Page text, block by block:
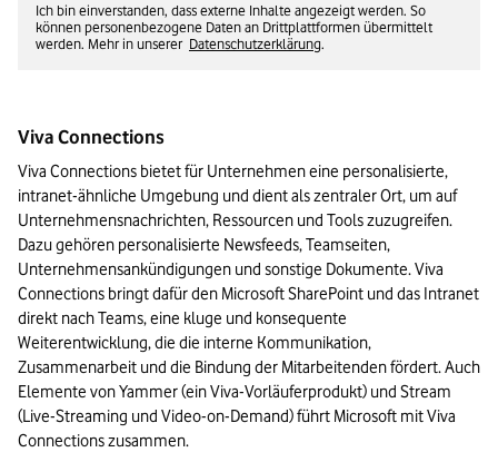
Ich bin einverstanden, dass externe Inhalte angezeigt werden. So
können personenbezogene Daten an Drittplattformen übermittelt
werden. Mehr in unserer Datenschutzerklärung.
Viva Connections
Viva Connections bietet für Unternehmen eine personalisierte,
intranet-ähnliche Umgebung und dient als zentraler Ort, um auf
Unternehmensnachrichten, Ressourcen und Tools zuzugreifen.
Dazu gehören personalisierte Newsfeeds, Teamseiten,
Unternehmensankündigungen und sonstige Dokumente. Viva
Connections bringt dafür den Microsoft SharePoint und das Intranet
direkt nach Teams, eine kluge und konsequente
Weiterentwicklung, die die interne Kommunikation,
Zusammenarbeit und die Bindung der Mitarbeitenden fördert. Auch
Elemente von Yammer (ein Viva-Vorläuferprodukt) und Stream
(Live-Streaming und Video-on-Demand) führt Microsoft mit Viva
Connections zusammen.